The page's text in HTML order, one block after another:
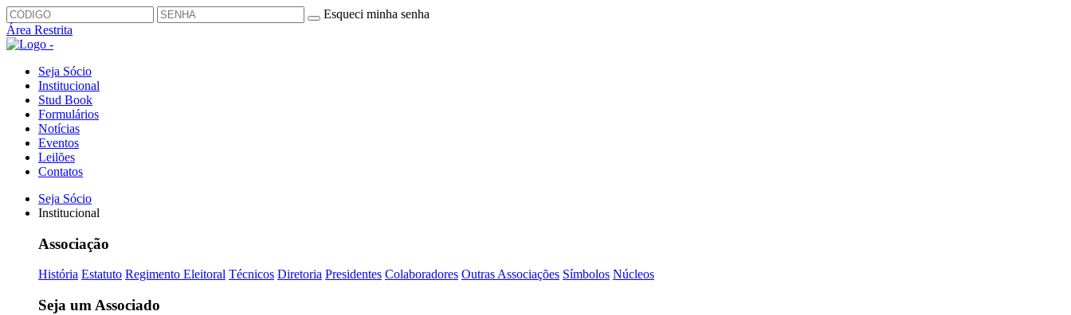
Esqueci minha senha
Área Restrita
Seja Sócio
Institucional
Stud Book
Formulários
Notícias
Eventos
Leilões
Contatos
Seja Sócio
Institucional
Associação
História Estatuto Regimento Eleitoral Técnicos Diretoria Presidentes Colaboradores Outras Associações Símbolos Núcleos
Seja um Associado